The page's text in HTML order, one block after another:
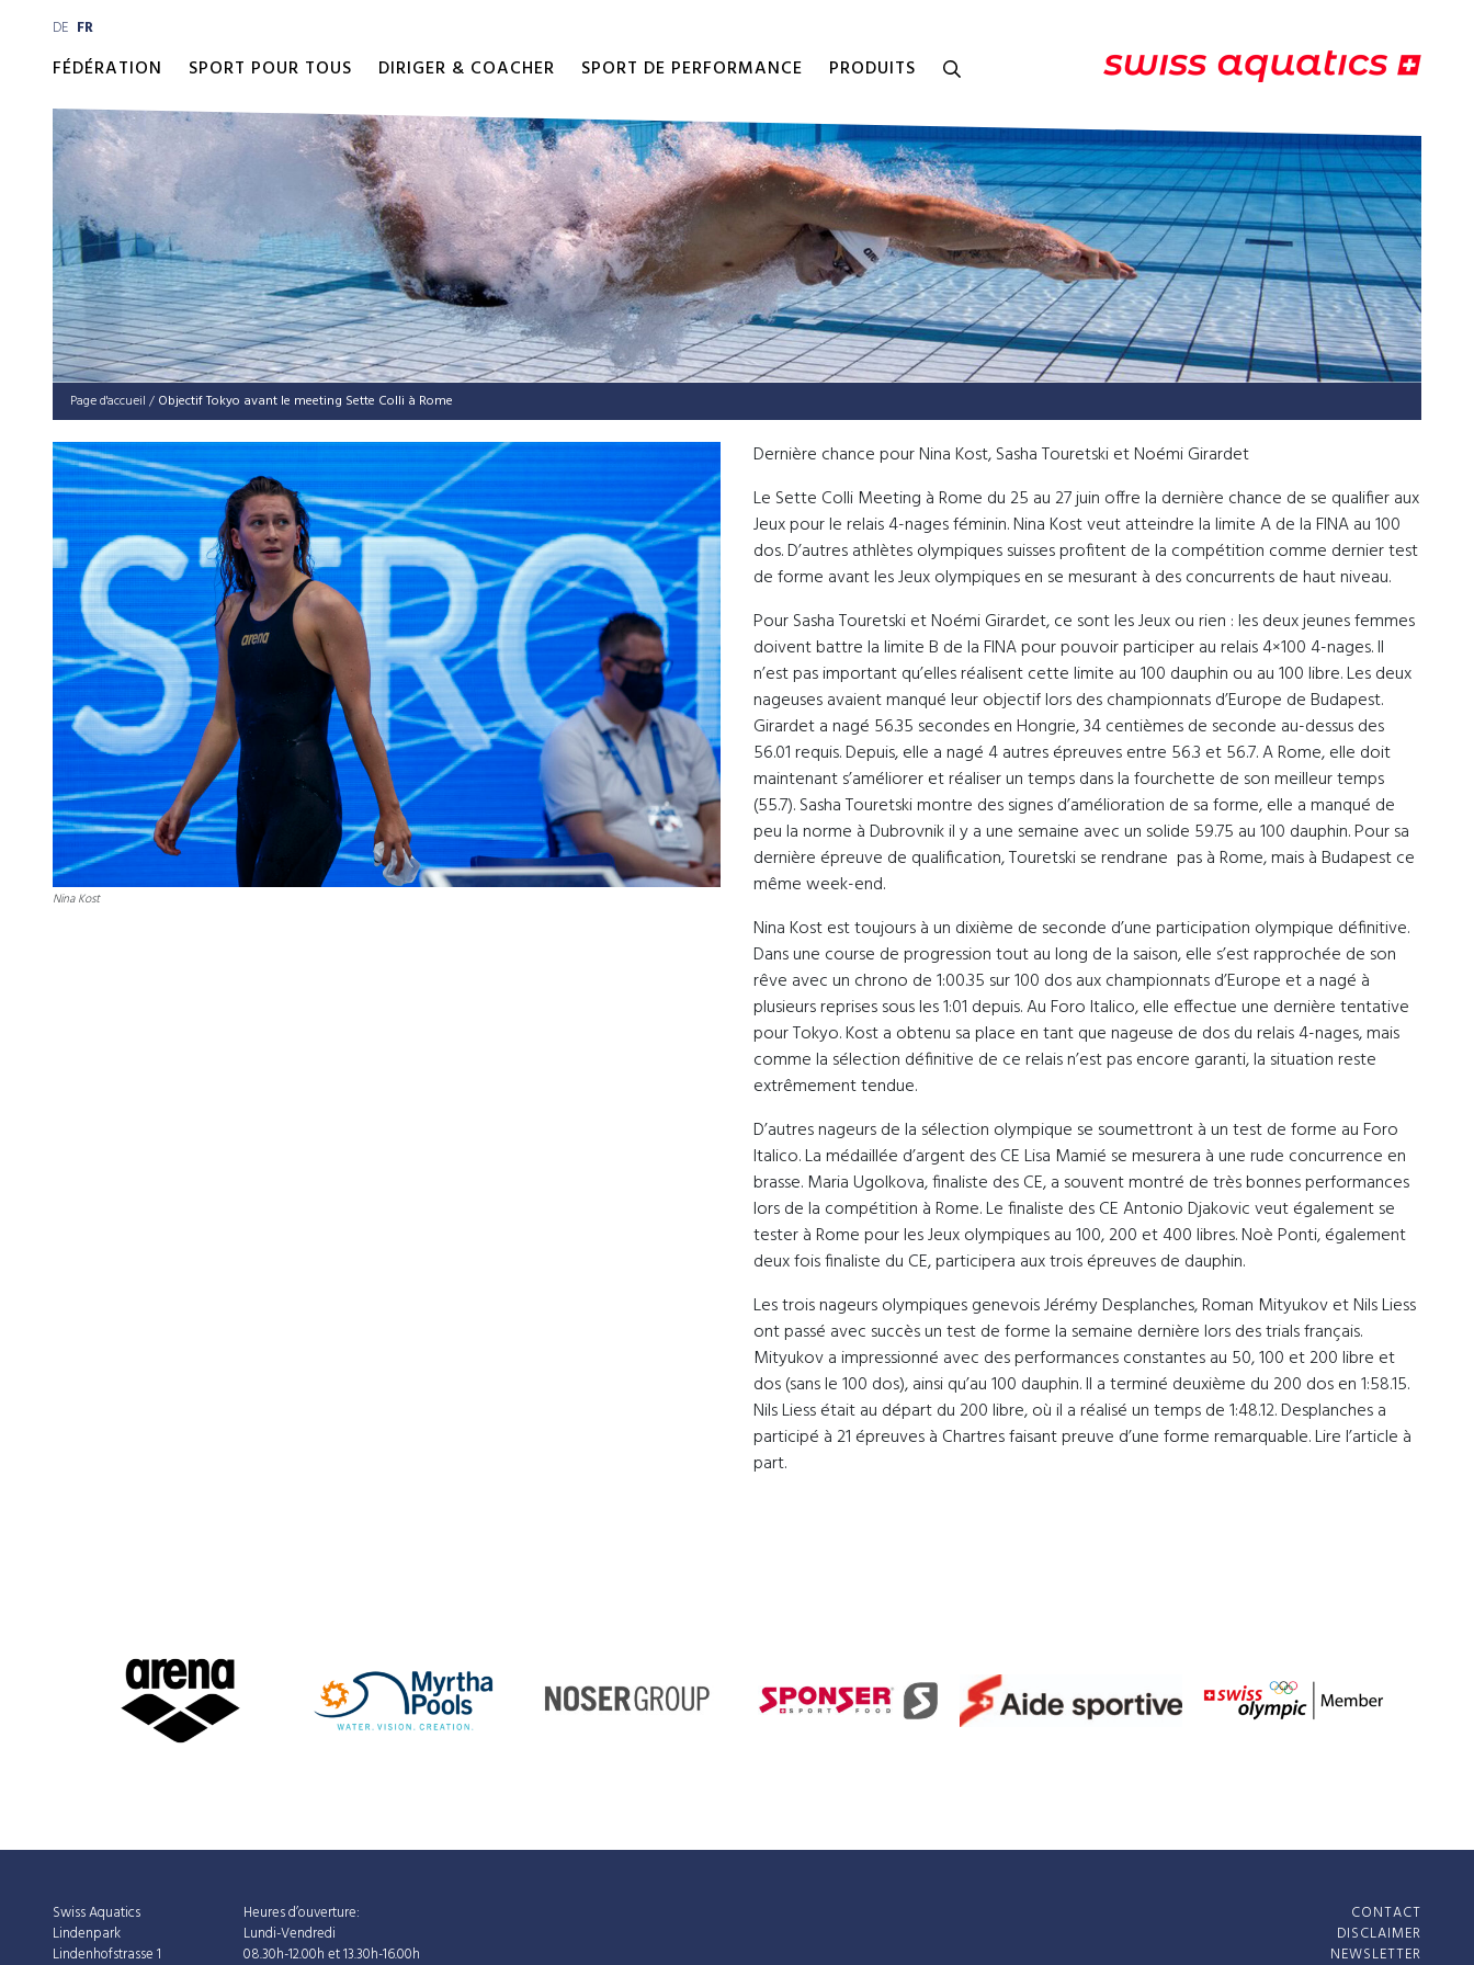
DE FR
FÉDÉRATION SPORT POUR TOUS DIRIGER & COACHER SPORT DE PERFORMANCE PRODUITS
Page d'accueil / Objec­tif Tokyo avant le mee­ting Sette Col­li à Rome
Nina Kost
Dernière chance pour Nina Kost, Sasha Touretski et Noémi Girardet
Le Sette Colli Meeting à Rome du 25 au 27 juin offre la dernière chance de se qualifier aux
Jeux pour le relais 4-nages féminin. Nina Kost veut atteindre la limite A de la FINA au 100
dos. D’autres athlètes olympiques suisses profitent de la compétition comme dernier test
de forme avant les Jeux olympiques en se mesurant à des concurrents de haut niveau.
Pour Sasha Touretski et Noémi Girardet, ce sont les Jeux ou rien : les deux jeunes femmes
doivent battre la limite B de la FINA pour pouvoir participer au relais 4×100 4-nages. Il
n’est pas important qu’elles réalisent cette limite au 100 dauphin ou au 100 libre. Les deux
nageuses avaient manqué leur objectif lors des championnats d’Europe de Budapest.
Girardet a nagé 56.35 secondes en Hongrie, 34 centièmes de seconde au-dessus des
56.01 requis. Depuis, elle a nagé 4 autres épreuves entre 56.3 et 56.7. A Rome, elle doit
maintenant s’améliorer et réaliser un temps dans la fourchette de son meilleur temps
(55.7). Sasha Touretski montre des signes d’amélioration de sa forme, elle a manqué de
peu la norme à Dubrovnik il y a une semaine avec un solide 59.75 au 100 dauphin. Pour sa
dernière épreuve de qualification, Touretski se rendrane pas à Rome, mais à Budapest ce
même week-end.
Nina Kost est toujours à un dixième de seconde d’une participation olympique définitive.
Dans une course de progression tout au long de la saison, elle s’est rapprochée de son
rêve avec un chrono de 1:00.35 sur 100 dos aux championnats d’Europe et a nagé à
plusieurs reprises sous les 1:01 depuis. Au Foro Italico, elle effectue une dernière tentative
pour Tokyo. Kost a obtenu sa place en tant que nageuse de dos du relais 4-nages, mais
comme la sélection définitive de ce relais n’est pas encore garanti, la situation reste
extrêmement tendue.
D’autres nageurs de la sélection olympique se soumettront à un test de forme au Foro
Italico. La médaillée d’argent des CE Lisa Mamié se mesurera à une rude concurrence en
brasse. Maria Ugolkova, finaliste des CE, a souvent montré de très bonnes performances
lors de la compétition à Rome. Le finaliste des CE Antonio Djakovic veut également se
tester à Rome pour les Jeux olympiques au 100, 200 et 400 libres. Noè Ponti, également
deux fois finaliste du CE, participera aux trois épreuves de dauphin.
Les trois nageurs olympiques genevois Jérémy Desplanches, Roman Mityukov et Nils Liess
ont passé avec succès un test de forme la semaine dernière lors des trials français.
Mityukov a impressionné avec des performances constantes au 50, 100 et 200 libre et
dos (sans le 100 dos), ainsi qu’au 100 dauphin. Il a terminé deuxième du 200 dos en 1:58.15.
Nils Liess était au départ du 200 libre, où il a réalisé un temps de 1:48.12. Desplanches a
participé à 21 épreuves à Chartres faisant preuve d’une forme remarquable. Lire l’article à
part.
Swiss Aquatics
Lindenpark
Lindenhofstrasse 1
Heures d’ouverture:
Lundi-Vendredi
08.30h-12.00h et 13.30h-16.00h
CONTACT
DISCLAIMER
NEWSLETTER